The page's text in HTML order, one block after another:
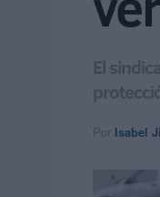
El
Por Isabel